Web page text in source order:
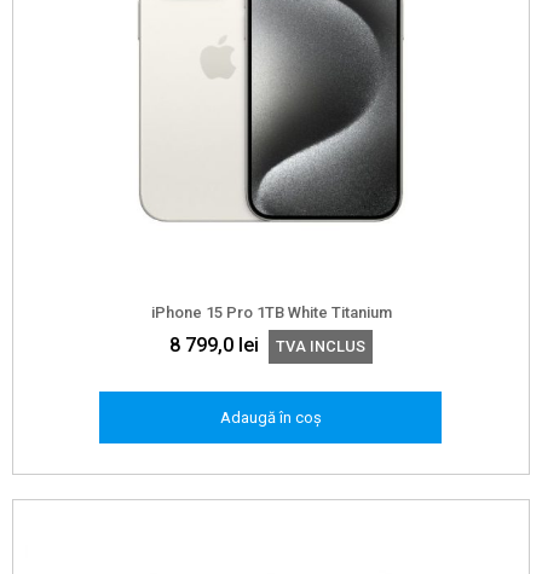
iPhone 15 Pro 1TB White Titanium
8 799,0 lei TVA INCLUS
Adaugă în coș